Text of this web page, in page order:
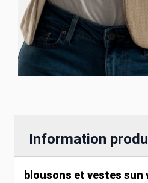
Information
blousons et vestes sun